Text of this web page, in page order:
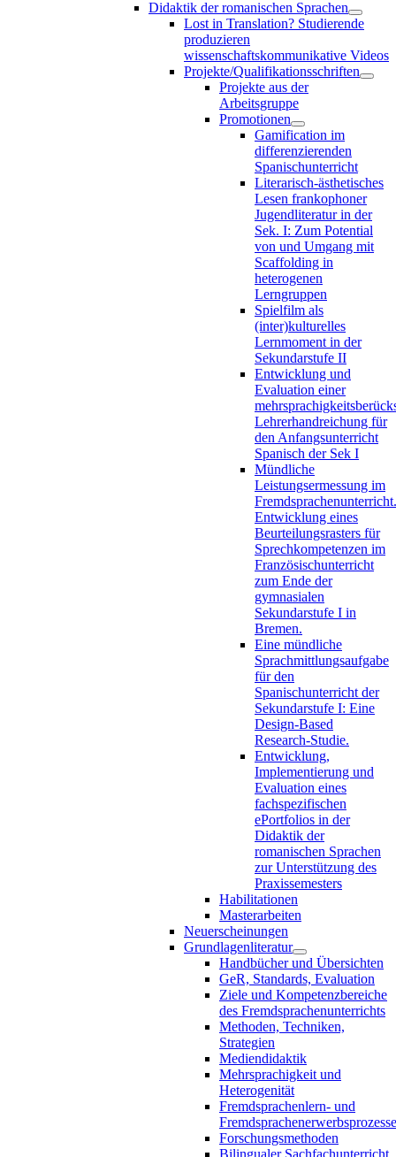
Didaktik der romanischen Sprachen
Lost in Translation? Studierende
produzieren
wissenschaftskommunikative Videos
Projekte/Qualifikationsschriften
Projekte aus der
Arbeitsgruppe
Promotionen
Gamification im
differenzierenden
Spanischunterricht
Literarisch-ästhetisches
Lesen frankophoner
Jugendliteratur in der
Sek. I: Zum Potential
von und Umgang mit
Scaffolding in
heterogenen
Lerngruppen
Spielfilm als
(inter)kulturelles
Lernmoment in der
Sekundarstufe II
Entwicklung und
Evaluation einer
Lehrerhandreichung für
den Anfangsunterricht
Spanisch der Sek I
Mündliche
Leistungsermessung im
Fremdsprachenunterricht.
Entwicklung eines
Beurteilungsrasters für
Sprechkompetenzen im
Französischunterricht
zum Ende der
gymnasialen
Sekundarstufe I in
Bremen.
Eine mündliche
Sprachmittlungsaufgabe
für den
Spanischunterricht der
Sekundarstufe I: Eine
Design-Based
Research-Studie.
Entwicklung,
Implementierung und
Evaluation eines
fachspezifischen
ePortfolios in der
Didaktik der
romanischen Sprachen
zur Unterstützung des
Praxissemesters
Habilitationen
Masterarbeiten
Neuerscheinungen
Grundlagenliteratur
Handbücher und Übersichten
GeR, Standards, Evaluation
Ziele und Kompetenzbereiche
des Fremdsprachenunterrichts
Methoden, Techniken,
Strategien
Mediendidaktik
Mehrsprachigkeit und
Heterogenität
Fremdsprachenlern- und
Fremdsprachenerwerbsprozesse
Forschungsmethoden
Bilingualer Sachfachunterricht